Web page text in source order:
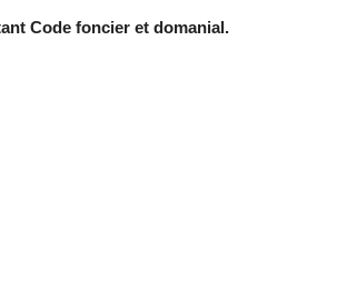
Code foncier et domanial.